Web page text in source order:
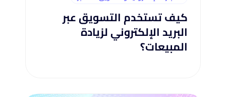
كيف تستخدم التسويق عبر
البريد الإلكتروني لزيادة
المبيعات؟